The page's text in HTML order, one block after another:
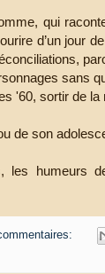
qui
d’un jour
sans
'60, sortir de
de son
les humeurs